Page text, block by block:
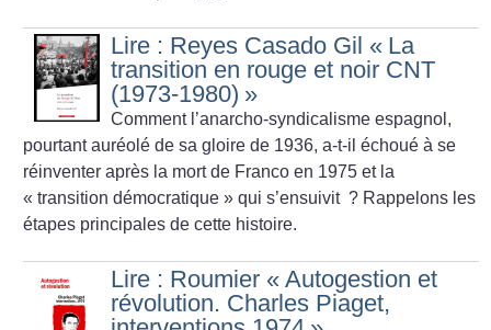
Lire : Reyes Casado Gil « La
transition en rouge et noir CNT
(1973-1980) »
Comment l’anarcho-syndicalisme espagnol,
pourtant auréolé de sa gloire de 1936, a-t-il échoué à se
réinventer après la mort de Franco en 1975 et la
« transition démocratique » qui s’ensuivit ? Rappelons les
étapes principales de cette histoire.
Lire : Roumier « Autogestion et
révolution. Charles Piaget,